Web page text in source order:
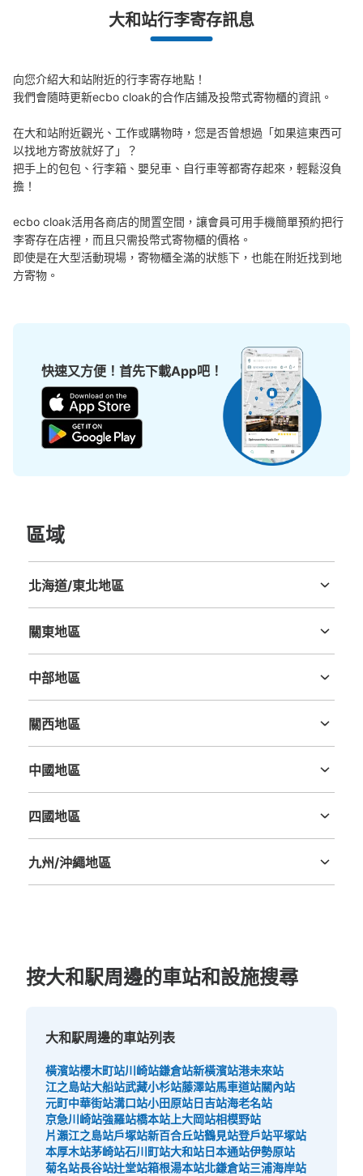
大和站行李寄存訊息
向您介紹大和站附近的行李寄存地點！
我們會隨時更新ecbo cloak的合作店鋪及投幣式寄物櫃的資訊。
在大和站附近觀光、工作或購物時，您是否曾想過「如果這東西可
以找地方寄放就好了」？
把手上的包包、行李箱、嬰兒車、自行車等都寄存起來，輕鬆沒負
擔！
ecbo cloak活用各商店的閒置空間，讓會員可用手機簡單預約把行
李寄存在店裡，而且只需投幣式寄物櫃的價格。
即使是在大型活動現場，寄物櫃全滿的狀態下，也能在附近找到地
方寄物。
快速又方便！首先下載App吧！
區域
北海道/東北地區
關東地區
中部地區
關西地區
中國地區
四國地區
九州/沖繩地區
按大和駅周邊的車站和設施搜尋
大和駅周邊的車站列表
橫濱站櫻木町站川崎站鎌倉站新橫濱站港未來站
江之島站大船站武藏小杉站藤澤站馬車道站關內站
元町中華街站溝口站小田原站日吉站海老名站
京急川崎站強羅站橋本站 上大岡站相模野站
片瀨江之島站戶塚站新百合丘站鶴見站登戶站平塚站
本厚木站茅崎站石川町站大和站日本通站伊勢原站
菊名站長谷站辻堂站箱根湯本站北鎌倉站三浦海岸站